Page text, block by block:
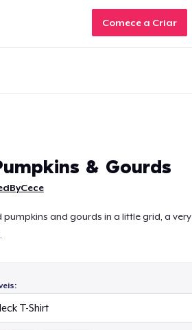
Comece a Criar
& Gourds
pumpkins and gourds in a little grid, a very